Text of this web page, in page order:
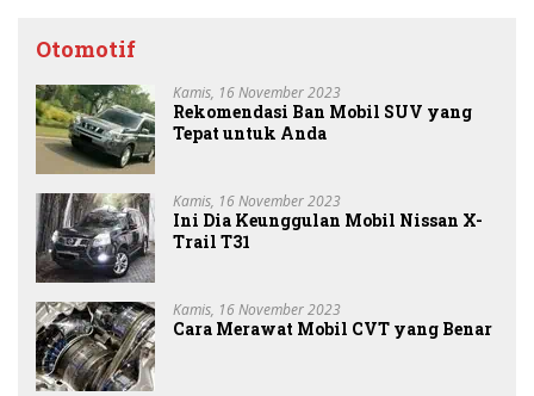
Otomotif
Kamis, 16 November 2023
Rekomendasi Ban Mobil SUV yang
Tepat untuk Anda
Kamis, 16 November 2023
Ini Dia Keunggulan Mobil Nissan X-
Trail T31
Kamis, 16 November 2023
Cara Merawat Mobil CVT yang Benar